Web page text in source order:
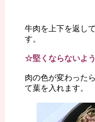
牛肉を上下を返し
す。
☆堅くならないよ
肉の色が変わった
て葉を入れます。